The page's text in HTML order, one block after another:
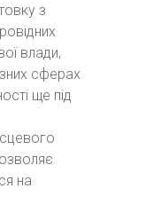
з
влади,
сферах
ще під
на